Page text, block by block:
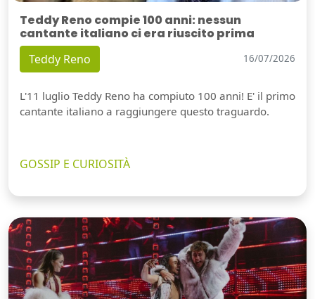
Teddy Reno compie 100 anni: nessun
cantante italiano ci era riuscito prima
Teddy Reno 16/07/2026
L'11 luglio Teddy Reno ha compiuto 100 anni! E' il primo
cantante italiano a raggiungere questo traguardo.
GOSSIP E CURIOSITÀ